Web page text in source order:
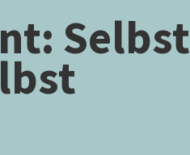
Selbst